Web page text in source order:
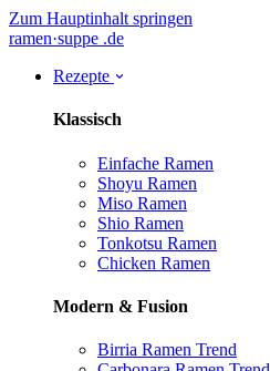
Zum Hauptinhalt springen
ramen·suppe .de
Rezepte
Klassisch
Einfache Ramen
Shoyu Ramen
Miso Ramen
Shio Ramen
Tonkotsu Ramen
Chicken Ramen
Modern & Fusion
Birria Ramen Trend